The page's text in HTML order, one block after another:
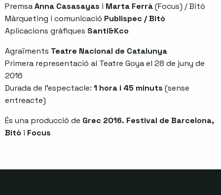
PremsaAnna Casasayas i Marta Ferrà(Focus) / Bitò
Màrqueting i comunicació Publispec / Bitò
Aplicacions gràfiques Santi&Kco
Agraïments Teatre Nacional de Catalunya
Primera representació al Teatre Goya el 28 de juny de
2016
Durada de l’espectacle: 1 hora i 45 minuts (sense
entreacte)
És una producció de Grec 2016. Festival de Barcelona,
Bitò i Focus